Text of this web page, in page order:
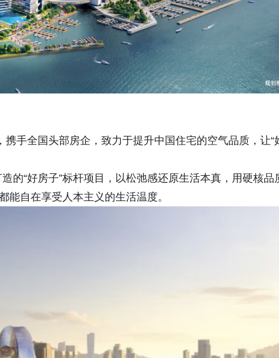
携手全国头部房企，致力于提升中国住宅的空气品质，让“
的“好房子”标杆项目，以松弛感还原生活本真，用硬核品
能自在享受人本主义的生活温度。